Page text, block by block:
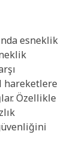
esneklik
hareketlere
Özellikle